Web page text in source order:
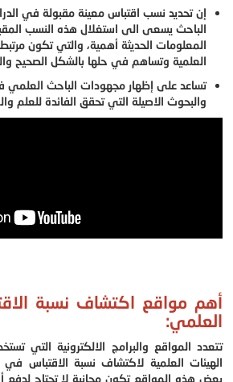
إن تحديد نسب اقتباس معينة مقبولة في
الباحث يسعى الى استغلال هذه النسب
المعلومات الحديثة أهمية، والتي تكون
العلمية وتساهم في حلها بالشكل الصحيح
تساعد على إظهار مجهودات الباحث العلمي
والبحوث الاصيلة التي تحقق الفائدة للعلم
أهم مواقع اكتشاف نسبة
العلمي:
تتعدد المواقع والبرامج الالكترونية التي
الهيئات العلمية لاكتشاف نسبة الاقتباس
بعض هذه المواقع تكون مجانية لا تحتاج